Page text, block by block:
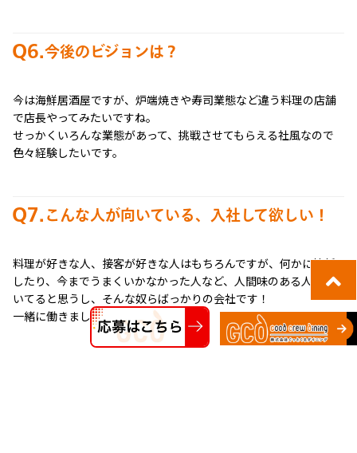
今後のビジョンは？
Q6.
今は海鮮居酒屋ですが、炉端焼きや寿司業態など違う料理の店舗
で店長やってみたいですね。
せっかくいろんな業態があって、挑戦させてもらえる社風なので
色々経験したいです。
こんな人が向いている、入社して欲しい！
Q7.
料理が好きな人、接客が好きな人はもちろんですが、何かに挫折
したり、今までうまくいかなかった人など、人間味のある人が向
いてると思うし、そんな奴らばっかりの会社です！
一緒に働きましょう！